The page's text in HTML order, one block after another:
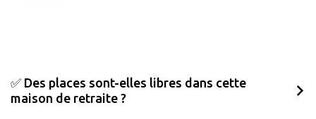
✅ Des places sont-elles libres dans cette
maison de retraite ?